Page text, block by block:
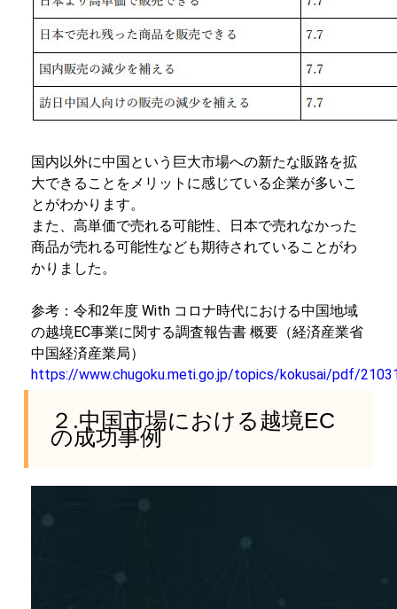
国内以外に中国という巨大市場への新たな販路を拡
大できることをメリットに感じている企業が多いこ
とがわかります。
また、高単価で売れる可能性、日本で売れなかった
商品が売れる可能性なども期待されていることがわ
かりました。
参考：令和2年度 With コロナ時代における中国地域
の越境EC事業に関する調査報告書 概要（経済産業省
中国経済産業局）
https://www.chugoku.meti.go.jp/topics/kokusai/pdf/
２.中国市場における越境EC
の成功事例